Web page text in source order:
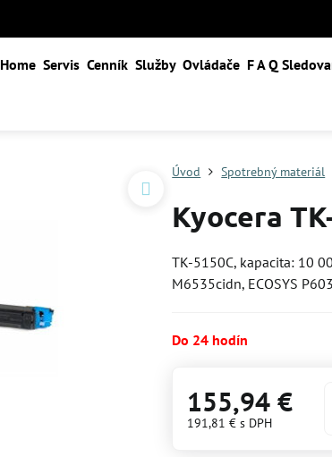
Home Servis Cenník Služby Ovládače F A Q
Úvod Spotrebný materiál
Kyocera
TK-5150C, kapacita: 10
M6535cidn, ECOSYS
Do 24 hodín
155,94 €
191,81 €s DPH